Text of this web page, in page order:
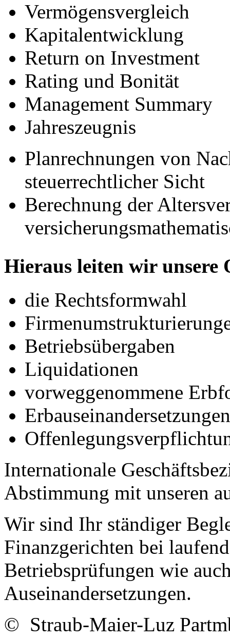
Vermögensvergleich
Kapitalentwicklung
Return on Investment
Rating und Bonität
Management Summary
Jahreszeugnis
Planrechnungen von
steuerrechtlicher Sicht
Berechnung der
Hieraus leiten wir unsere
die Rechtsformwahl
Betriebsübergaben
Liquidationen
vorweggenommene
Erbauseinandersetzungen
Internationale
Abstimmung mit unseren
Wir sind Ihr ständiger
Finanzgerichten bei
Betriebsprüfungen wie
Auseinandersetzungen.
© Straub-Maier-Luz